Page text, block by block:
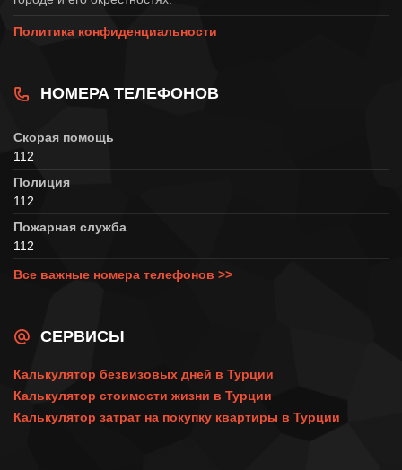
Политика конфиденциальности
НОМЕРА ТЕЛЕФОНОВ
Скорая помощь
112
Полиция
112
Пожарная служба
112
Все важные номера телефонов >>
СЕРВИСЫ
Калькулятор безвизовых дней в Турции
Калькулятор стоимости жизни в Турции
Калькулятор затрат на покупку квартиры в Турции